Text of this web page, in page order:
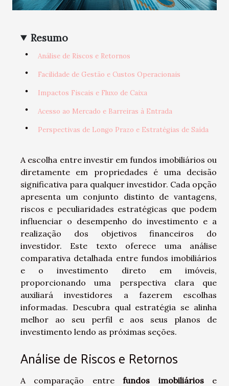
Resumo
Análise de Riscos e Retornos
Facilidade de Gestão e Custos Operacionais
Impactos Fiscais e Fluxo de Caixa
Acesso ao Mercado e Barreiras à Entrada
Perspectivas de Longo Prazo e Estratégias de Saída
A escolha entre investir em fundos imobiliários ou
diretamente em propriedades é uma decisão
significativa para qualquer investidor. Cada opção
apresenta um conjunto distinto de vantagens,
riscos e peculiaridades estratégicas que podem
influenciar o desempenho do investimento e a
realização dos objetivos financeiros do
investidor. Este texto oferece uma análise
comparativa detalhada entre fundos imobiliários
e o investimento direto em imóveis,
proporcionando uma perspectiva clara que
auxiliará investidores a fazerem escolhas
informadas. Descubra qual estratégia se alinha
melhor ao seu perfil e aos seus planos de
investimento lendo as próximas seções.
Análise de Riscos e Retornos
A comparação entrefundos imobiliáriose